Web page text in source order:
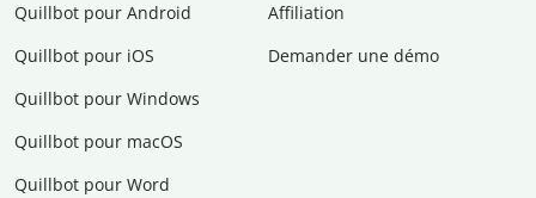
Quillbot pour Android
Quillbot pour iOS
Quillbot pour Windows
Quillbot pour macOS
Quillbot pour Word
Affiliation
Demander une démo